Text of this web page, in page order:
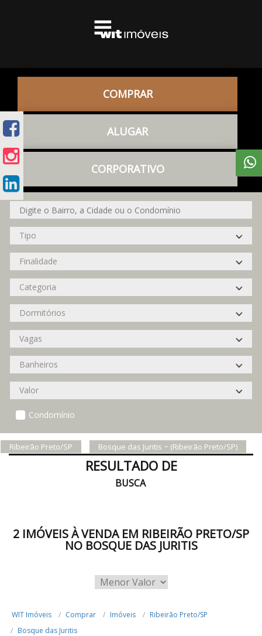
COMPRAR
ALUGAR
CORPORATIVO
Condomínio
Ribeirão Preto/SP Bosque das Juritis ~ (Ribeirão Preto/SP)
RESULTADO DE
BUSCA
2 IMÓVEIS À VENDA EM RIBEIRÃO PRETO/SP
NO BOSQUE DAS JURITIS
WIT Imóveis Comprar Imóveis
Ribeirão Preto/SP
Bosque das Juritis